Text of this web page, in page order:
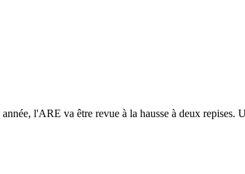
l'ARE va être revue à la hausse à deux